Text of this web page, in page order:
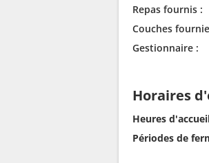
Repas fournis :
Couches
Gestionnaire :
Horaires
Heures
Périodes de